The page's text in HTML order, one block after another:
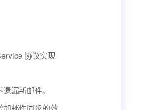
协议实现
漏新邮件。